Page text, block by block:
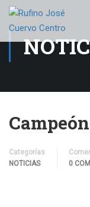
Categorías
NOTICIAS
0